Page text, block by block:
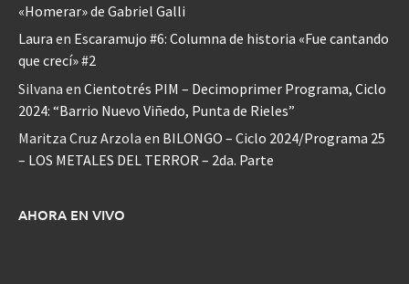
«Homerar» de Gabriel Galli
Laura en Escaramujo #6: Columna de historia «Fue cantando
que crecí» #2
Silvana en Cientotrés PIM – Decimoprimer Programa, Ciclo
2024: “Barrio Nuevo Viñedo, Punta de Rieles”
Maritza Cruz Arzola en BILONGO – Ciclo 2024/Programa 25
– LOS METALES DEL TERROR – 2da. Parte
AHORA EN VIVO